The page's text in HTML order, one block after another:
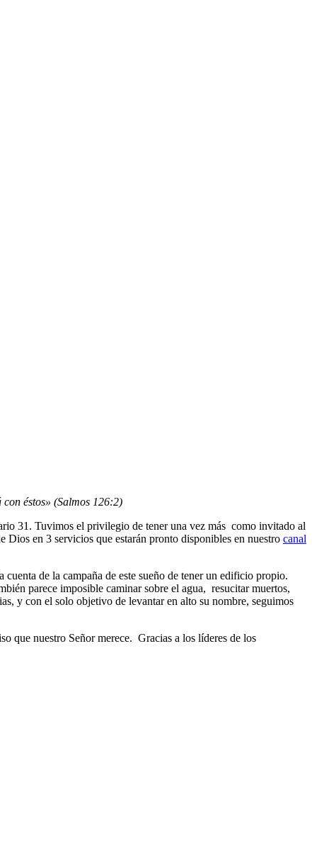
éstos» (Salmos 126:2)
31. Tuvimos el privilegio de tener una vez más como invitado al
en 3 servicios que estarán pronto disponibles en nuestro canal
de la campaña de este sueño de tener un edificio propio.
parece imposible caminar sobre el agua, resucitar muertos,
y con el solo objetivo de levantar en alto su nombre, seguimos
que nuestro Señor merece. Gracias a los líderes de los